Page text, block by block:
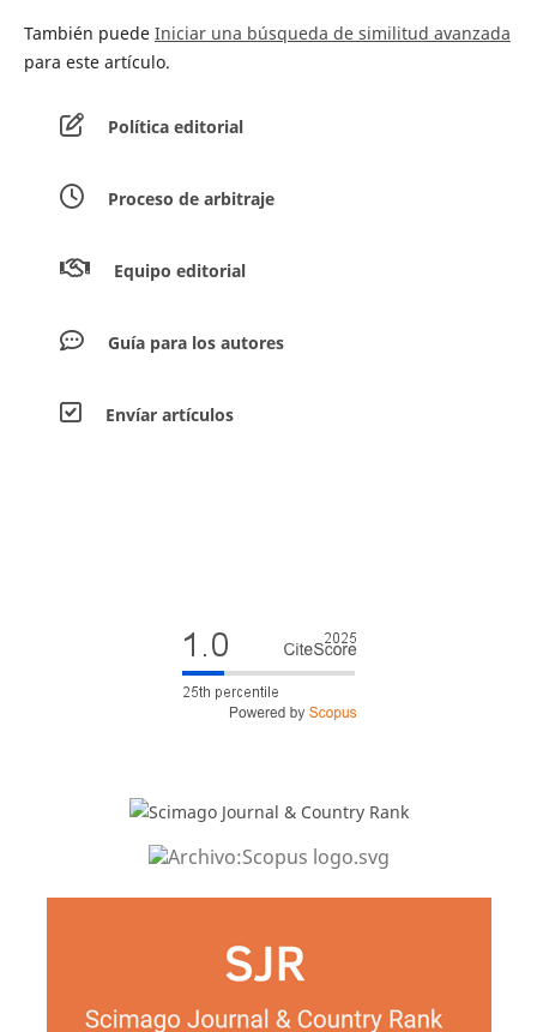
También puede Iniciar una búsqueda de similitud avanzada
para este artículo.
Política editorial
Proceso de arbitraje
Equipo editorial
Guía para los autores
Envíar artículos